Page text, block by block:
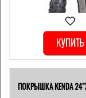
КУПИТЬ
ПОКРЫШКА KENDA